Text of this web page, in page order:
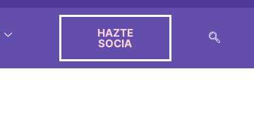
HAZTE
SOCIA